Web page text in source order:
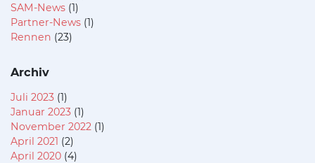
SAM-News (1)
Partner-News (1)
Rennen (23)
Archiv
Juli 2023 (1)
Januar 2023 (1)
November 2022 (1)
April 2021 (2)
April 2020 (4)